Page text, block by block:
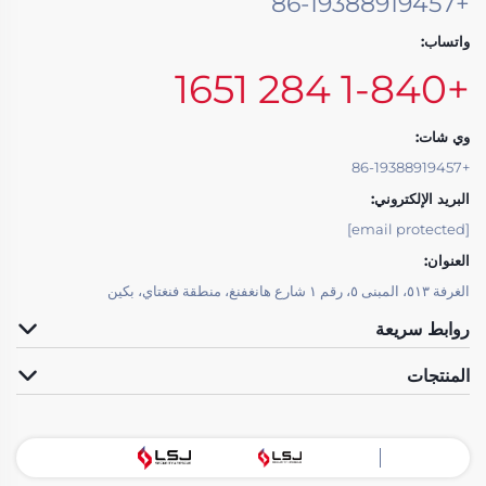
واتساب:
+1-840 284 1651
وي شات:
البريد الإلكتروني:
العنوان:
الغرفة ٥١٣، المبنى ٥، رقم ١ شارع هانغفنغ، منطقة فنغتاي، بكين
روابط سريعة
المنتجات